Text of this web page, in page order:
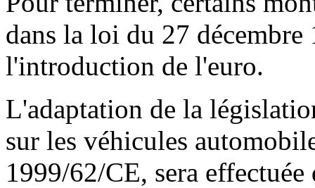
dans la loi du 27
l'introduction de l'euro.
L'adaptation de la
sur les véhicules
1999/62/CE, sera effectuée